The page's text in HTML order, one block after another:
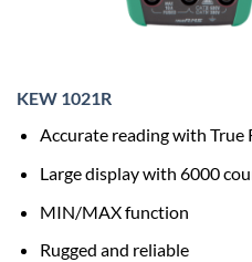
KEW 1021R
Accurate reading with True
Large display with 6000
MIN/MAX function
Rugged and reliable